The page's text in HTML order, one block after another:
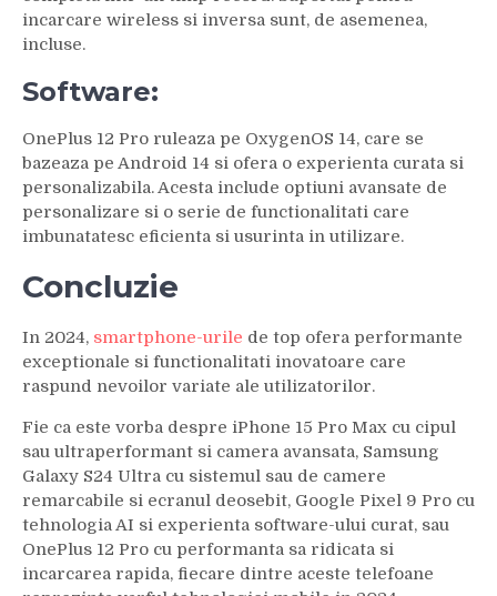
incarcare wireless si inversa sunt, de asemenea,
incluse.
Software:
OnePlus 12 Pro ruleaza pe OxygenOS 14, care se
bazeaza pe Android 14 si ofera o experienta curata si
personalizabila. Acesta include optiuni avansate de
personalizare si o serie de functionalitati care
imbunatatesc eficienta si usurinta in utilizare.
Concluzie
In 2024, smartphone-urile de top ofera performante
exceptionale si functionalitati inovatoare care
raspund nevoilor variate ale utilizatorilor.
Fie ca este vorba despre iPhone 15 Pro Max cu cipul
sau ultraperformant si camera avansata, Samsung
Galaxy S24 Ultra cu sistemul sau de camere
remarcabile si ecranul deosebit, Google Pixel 9 Pro cu
tehnologia AI si experienta software-ului curat, sau
OnePlus 12 Pro cu performanta sa ridicata si
incarcarea rapida, fiecare dintre aceste telefoane